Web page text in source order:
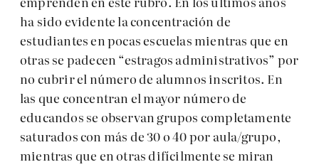
ha sido evidente la concentración de
estudiantes en pocas escuelas mientras que en
otras se padecen “estragos administrativos” por
no cubrir el número de alumnos inscritos. En
las que concentran el mayor número de
educandos se observan grupos completamente
saturados con más de 30 o 40 por aula/grupo,
mientras que en otras difícilmente se miran